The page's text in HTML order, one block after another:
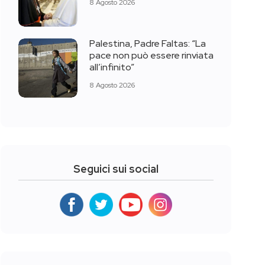
8 Agosto 2026
Palestina, Padre Faltas: “La
pace non può essere rinviata
all’infinito”
8 Agosto 2026
Seguici sui social